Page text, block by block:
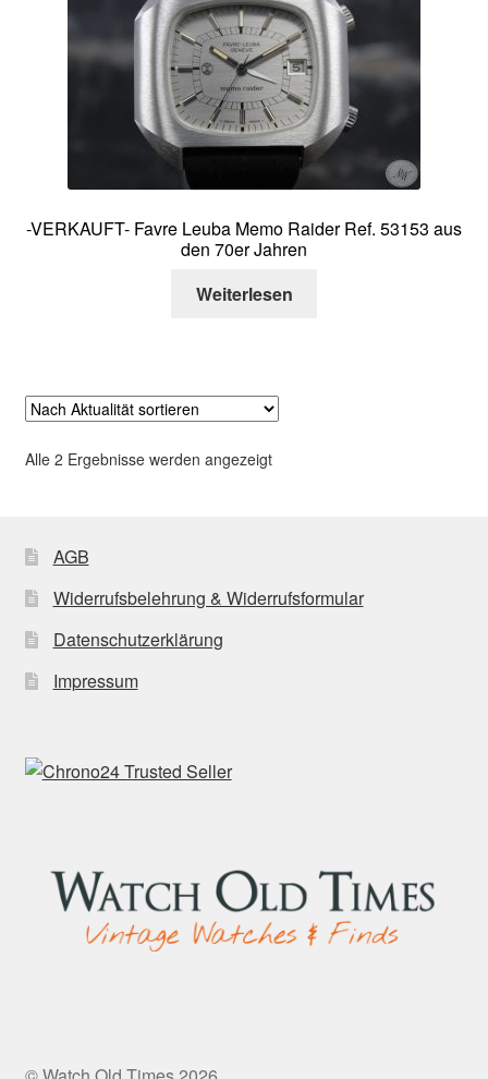
-VERKAUFT- Favre Leuba Memo Raider Ref. 53153 aus
den 70er Jahren
Weiterlesen
Alle 2 Ergebnisse werden angezeigtNach
AGB
Widerrufsbelehrung & Widerrufsformular
Datenschutzerklärung
Impressum